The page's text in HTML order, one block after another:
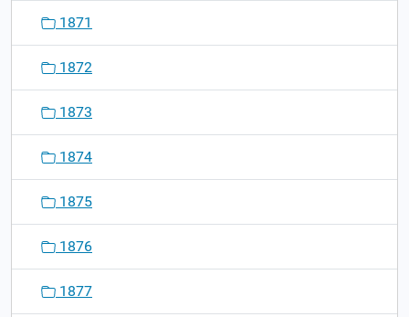
1871
1872
1873
1874
1875
1876
1877